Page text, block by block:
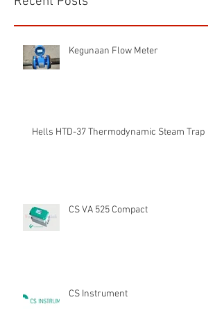
Kegunaan Flow Meter
Hells HTD-37 Thermodynamic Steam Trap
CS VA 525 Compact
CS Instrument